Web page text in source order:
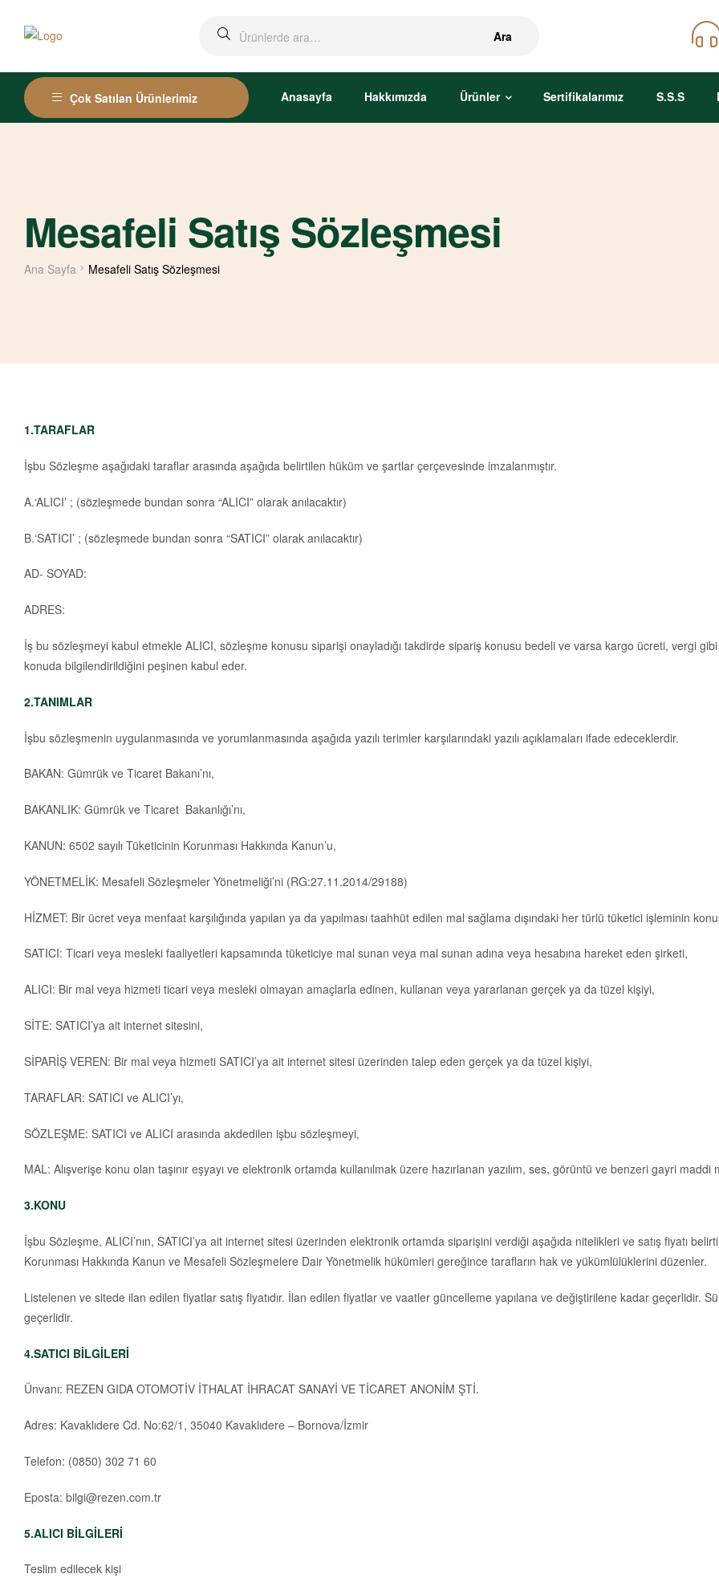
Ara:
Ara
Çok Satılan Ürünlerimiz Anasayfa Hakkımızda Ürünler Sertifikalarımız S.S.S
Mesafeli Satış Sözleşmesi
Ana Sayfa Mesafeli Satış Sözleşmesi
1.TARAFLAR
İşbu Sözleşme aşağıdaki taraflar arasında aşağıda belirtilen hüküm ve şartlar çerçevesinde imzalanmıştır.
A.‘ALICI’ ; (sözleşmede bundan sonra “ALICI” olarak anılacaktır)
B.‘SATICI’ ; (sözleşmede bundan sonra “SATICI” olarak anılacaktır)
AD- SOYAD:
ADRES:
İş bu sözleşmeyi kabul etmekle ALICI, sözleşme konusu siparişi onayladığı takdirde sipariş konusu bedeli ve varsa kargo ücreti, vergi
konuda bilgilendirildiğini peşinen kabul eder.
2.TANIMLAR
İşbu sözleşmenin uygulanmasında ve yorumlanmasında aşağıda yazılı terimler karşılarındaki yazılı açıklamaları ifade edeceklerdir.
BAKAN: Gümrük ve Ticaret Bakanı’nı,
BAKANLIK: Gümrük ve Ticaret Bakanlığı’nı,
KANUN: 6502 sayılı Tüketicinin Korunması Hakkında Kanun’u,
YÖNETMELİK: Mesafeli Sözleşmeler Yönetmeliği’ni (RG:27.11.2014/29188)
HİZMET: Bir ücret veya menfaat karşılığında yapılan ya da yapılması taahhüt edilen mal sağlama dışındaki her türlü tüketici işleminin
SATICI: Ticari veya mesleki faaliyetleri kapsamında tüketiciye mal sunan veya mal sunan adına veya hesabına hareket eden şirketi,
ALICI: Bir mal veya hizmeti ticari veya mesleki olmayan amaçlarla edinen, kullanan veya yararlanan gerçek ya da tüzel kişiyi,
SİTE: SATICI’ya ait internet sitesini,
SİPARİŞ VEREN: Bir mal veya hizmeti SATICI’ya ait internet sitesi üzerinden talep eden gerçek ya da tüzel kişiyi,
TARAFLAR: SATICI ve ALICI’yı,
SÖZLEŞME: SATICI ve ALICI arasında akdedilen işbu sözleşmeyi,
MAL: Alışverişe konu olan taşınır eşyayı ve elektronik ortamda kullanılmak üzere hazırlanan yazılım, ses, görüntü ve benzeri gayri maddi
3.KONU
İşbu Sözleşme, ALICI’nın, SATICI’ya ait internet sitesi üzerinden elektronik ortamda siparişini verdiği aşağıda nitelikleri ve satış fiyatı
Korunması Hakkında Kanun ve Mesafeli Sözleşmelere Dair Yönetmelik hükümleri gereğince tarafların hak ve yükümlülüklerini düzenler.
Listelenen ve sitede ilan edilen fiyatlar satış fiyatıdır. İlan edilen fiyatlar ve vaatler güncelleme yapılana ve değiştirilene kadar geçerlidir.
geçerlidir.
4.SATICI BİLGİLERİ
Ünvanı: REZEN GIDA OTOMOTİV İTHALAT İHRACAT SANAYİ VE TİCARET ANONİM ŞTİ.
Adres: Kavaklıdere Cd. No:62/1, 35040 Kavaklıdere – Bornova/İzmir
Telefon: (0850) 302 71 60
Eposta: bilgi@rezen.com.tr
5.ALICI BİLGİLERİ
Teslim edilecek kişi